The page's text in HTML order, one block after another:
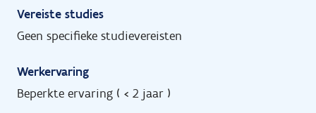
Vereiste studies
Geen specifieke studievereisten
Werkervaring
Beperkte ervaring ( < 2 jaar )